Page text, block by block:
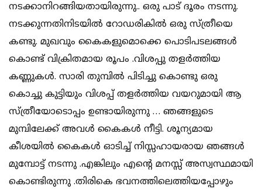
നടക്കാനിറങ്ങിയതായിരുന്നു.. ഒരു പാട് ദൂരം നടന്നു.
നടക്കുന്നതിനിടയിൽ റോഡരികിൽ ഒരു സ്ത്രീയെ
കണ്ടു. മുഖവും കൈകളുമൊക്കെ പൊടിപടലങ്ങൾ
കൊണ്ട് വിക്രിതമായ രൂപം .വിശപ്പു തളർത്തിയ
കണ്ണുകൾ. സാരി തുമ്പിൽ പിടിച്ചു കൊണ്ടു ഒരു
കൊച്ചു കുട്ടിയും വിശപ്പ് തളർത്തിയ വയറുമായി ആ
സ്ത്രീയോടൊപ്പം ഉണ്ടായിരുന്നു … ഞങ്ങളുടെ
മുമ്പിലേക്ക് അവൾ കൈകൾ നീട്ടി. ശൂന്യമായ
കീശയിൽ കൈകൾ ഓടിച്ച് നിസ്സഹായരായ ഞങ്ങൾ
മുമ്പോട്ട് നടന്നു .എങ്കിലും എന്റെ മനസ്സ് അസ്വസ്ഥമായി
കൊണ്ടിരുന്നു .തിരികെ ഭവനത്തിലെത്തിയപ്പോഴും